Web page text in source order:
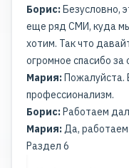
Борис:Безусловно,
еще ряд СМИ, куда мы
хотим. Так что
огромное спасибо за
Мария:Пожалуйста.
профессионализм.
Борис:Работаем
Мария:Да,
Раздел 6